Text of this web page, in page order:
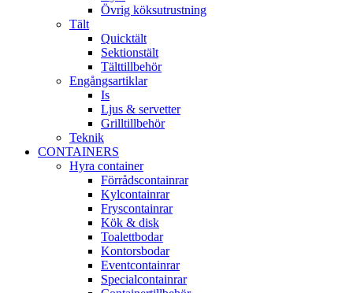
Övrig köksutrustning
Tält
Quicktält
Sektionstält
Tälttillbehör
Engångsartiklar
Is
Ljus & servetter
Grilltillbehör
Teknik
CONTAINERS
Hyra container
Förrådscontainrar
Kylcontainrar
Fryscontainrar
Kök & disk
Toalettbodar
Kontorsbodar
Eventcontainrar
Specialcontainrar